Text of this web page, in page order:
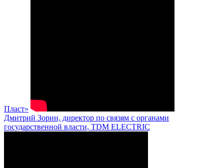
Пласт»
Дмитрий Зорин, директор по связям с органами
государственной власти, TDM ELECTRIC